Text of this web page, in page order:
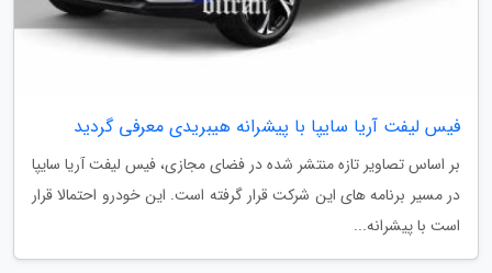
فیس لیفت آریا سایپا با پیشرانه هیبریدی معرفی گردید
بر اساس تصاویر تازه منتشر شده در فضای مجازی، فیس لیفت آریا سایپا
در مسیر برنامه های این شرکت قرار گرفته است. این خودرو احتمالا قرار
است با پیشرانه...